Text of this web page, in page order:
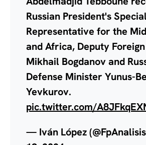
Russian President's Special
Representative for the
and Africa, Deputy
Mikhail Bogdanov and
Defense Minister Yunus-
Yevkurov.
pic.twitter.com/
— Iván López